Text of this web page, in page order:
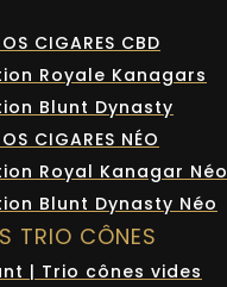
CIGARES CBD
Royale Kanagars
Blunt Dynasty
CIGARES NÉO
Royal Kanagar Néo
Blunt Dynasty Néo
TRIO CÔNES
| Trio cônes vides